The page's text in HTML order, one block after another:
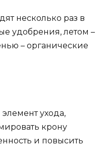
несколько раз в
удобрения, летом –
– органические
ухода,
крону
и повысить